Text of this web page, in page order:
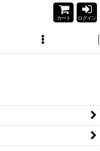
カート ログイン